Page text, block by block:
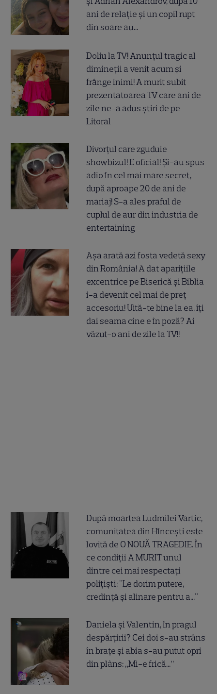
ani de relație și un copil rupt
din soare au...
Doliu la TV! Anunțul tragic al
dimineții a venit acum și
frânge inimi! A murit subit
prezentatoarea TV care ani de
zile ne-a adus știri de pe
Litoral
Divorțul care zguduie
showbizul! E oficial! Și-au spus
adio în cel mai mare secret,
după aproape 20 de ani de
mariaj! S-a ales praful de
cuplul de aur din industria de
entertaining
Așa arată azi fosta vedetă sexy
din România! A dat aparițiile
excentrice pe Biserică și Biblia
i-a devenit cel mai de preț
accesoriu! Uită-te bine la ea, îți
dai seama cine e în poză? Ai
văzut-o ani de zile la TV!!
După moartea Ludmilei Vartic,
comunitatea din Hîncești este
lovită de O NOUĂ TRAGEDIE. În
ce condiții A MURIT unul
dintre cei mai respectați
polițiști: "Le dorim putere,
credință și alinare pentru a..."
Daniela și Valentin, în pragul
despărțirii? Cei doi s-au strâns
în brațe și abia s-au putut opri
din plâns: „Mi-e frică...”